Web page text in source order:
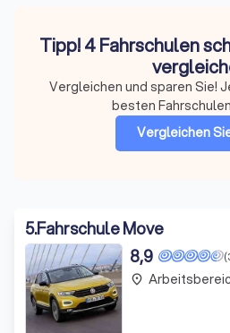
Tipp! 4 Fahrschulen
Vergleichen und sparen Sie!
besten
Vergleichen
5.Fahrschule Move
8,9
place